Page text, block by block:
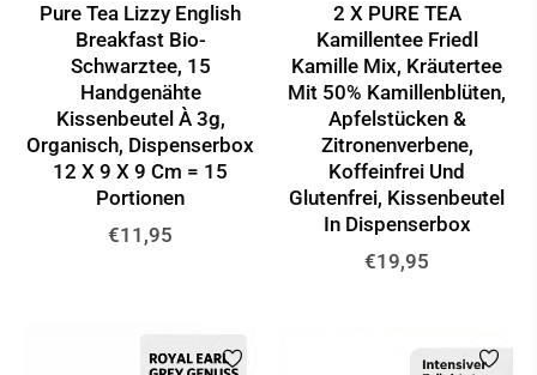
Pure Tea Lizzy English
Breakfast Bio-
Schwarztee, 15
Handgenähte
Kissenbeutel À 3g,
Organisch, Dispenserbox
12 X 9 X 9 Cm = 15
Portionen
Normaler
€11,95
2 X PURE TEA
Kamillentee Friedl
Kamille Mix, Kräutertee
Mit 50% Kamillenblüten,
Apfelstücken &
Zitronenverbene,
Koffeinfrei Und
Glutenfrei, Kissenbeutel
In Dispenserbox
Normaler
€19,95